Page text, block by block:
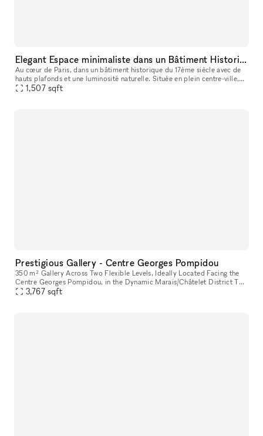
Elegant Espace minimaliste dans un Bâtiment Historique, Palais-Royal/ Louvre
Au cœur de Paris, dans un bâtiment historique du 17ème siècle avec de
hauts plafonds et une luminosité naturelle. Située en plein centre-ville,
ce lieu est parfait pour des événements éphémères ou de
1,507 sqft
Prestigious Gallery - Centre Georges Pompidou
350 m² Gallery Across Two Flexible Levels, Ideally Located Facing the
Centre Georges Pompidou, in the Dynamic Marais/Châtelet District This
exceptional space offers a modern, versatile environment,
3,767 sqft